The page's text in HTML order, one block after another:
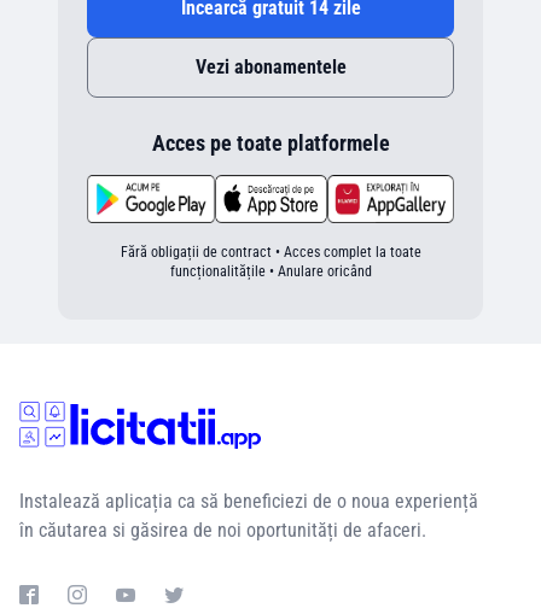
Încearcă gratuit 14 zile
Vezi abonamentele
Acces pe toate platformele
Fără obligații de contract • Acces complet la toate
funcționalitățile • Anulare oricând
Instalează aplicația ca să beneficiezi de o noua experiență
în căutarea si găsirea de noi oportunități de afaceri.